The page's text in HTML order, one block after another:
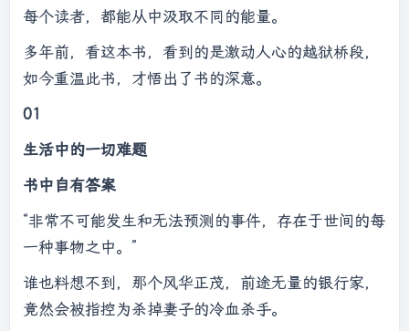
每个读者，都能从中汲取不同的能量。
多年前，看这本书，看到的是激动人心的越狱桥段，
如今重温此书，才悟出了书的深意。
01
生活中的一切难题
书中自有答案
“非常不可能发生和无法预测的事件，存在于世间的每
一种事物之中。”
谁也料想不到，那个风华正茂，前途无量的银行家，
竟然会被指控为杀掉妻子的冷血杀手。